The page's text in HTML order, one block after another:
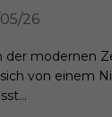
26
der modernen
von einem